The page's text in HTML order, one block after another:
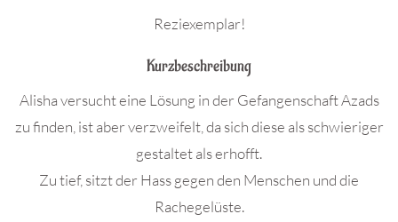
Reziexemplar!
Kurzbeschreibung
Alisha versucht eine Lösung in der Gefangenschaft Azads
zu finden, ist aber verzweifelt, da sich diese als schwieriger
gestaltet als erhofft.
Zu tief, sitzt der Hass gegen den Menschen und die
Rachegelüste.